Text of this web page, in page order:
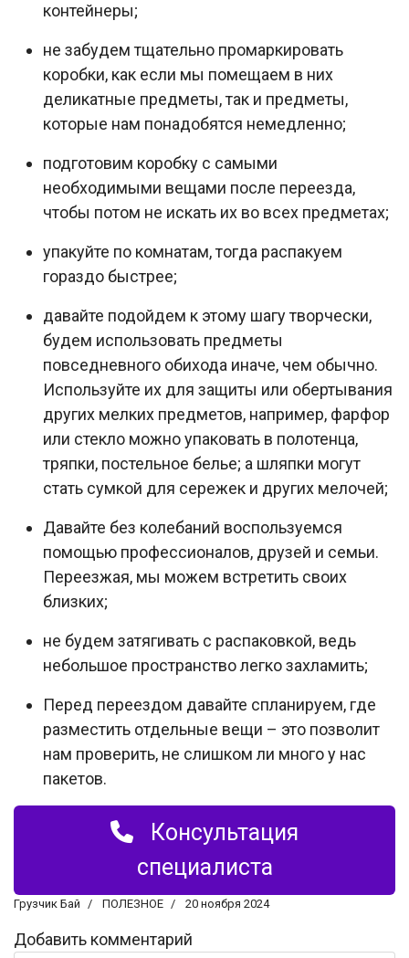
контейнеры;
не забудем тщательно промаркировать
коробки, как если мы помещаем в них
деликатные предметы, так и предметы,
которые нам понадобятся немедленно;
подготовим коробку с самыми
необходимыми вещами после переезда,
чтобы потом не искать их во всех предметах;
упакуйте по комнатам, тогда распакуем
гораздо быстрее;
давайте подойдем к этому шагу творчески,
будем использовать предметы
повседневного обихода иначе, чем обычно.
Используйте их для защиты или обертывания
других мелких предметов, например, фарфор
или стекло можно упаковать в полотенца,
тряпки, постельное белье; а шляпки могут
стать сумкой для сережек и других мелочей;
Давайте без колебаний воспользуемся
помощью профессионалов, друзей и семьи.
Переезжая, мы можем встретить своих
близких;
не будем затягивать с распаковкой, ведь
небольшое пространство легко захламить;
Перед переездом давайте спланируем, где
разместить отдельные вещи – это позволит
нам проверить, не слишком ли много у нас
пакетов.
Консультация
специалиста
Грузчик Бай ПОЛЕЗНОЕ 20 ноября 2024
Добавить комментарий